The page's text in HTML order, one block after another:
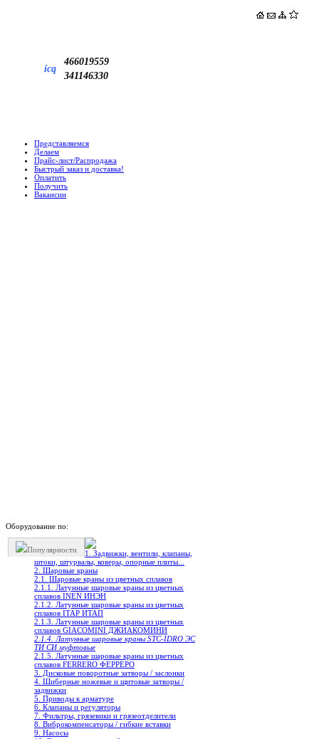
icq
466019559
341146330
Представляемся
Делаем
Прайс-лист/Распродажа
Быстрый заказ и доставка!
Оплатить
Получить
Вакансии
Оборудование по:
Популярности
1. Задвижки, вентили, клапаны,
штоки, штурвалы, коверы, опорные плиты...
2. Шаровые краны
2.1. Шаровые краны из цветных сплавов
2.1.1. Латунные шаровые краны из цветных
сплавов INEN ИНЭН
2.1.2. Латунные шаровые краны из цветных
сплавов ITAP ИТАП
2.1.3. Латунные шаровые краны из цветных
сплавов GIACOMINI ДЖИАКОМИНИ
2.1.4. Латунные шаровые краны STC-IDRO ЭС
ТИ СИ муфтовые
2.1.5. Латунные шаровые краны из цветных
сплавов FERRERO ФЕРРЕРО
3. Дисковые поворотные затворы / заслонки
4. Шиберные ножевые и щитовые затворы /
задвижки
5. Приводы к арматуре
6. Клапаны и регуляторы
7. Фильтры, грязевики и грязеотделители
8. Виброкомпенсаторы / гибкие вставки
9. Насосы